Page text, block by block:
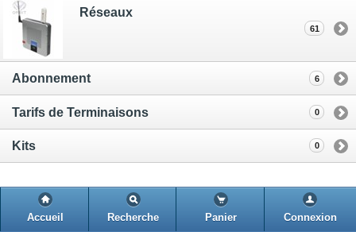
Réseaux
61
Abonnement 6
Tarifs de Terminaisons 0
Kits 0
Accueil Recherche Panier Connexion